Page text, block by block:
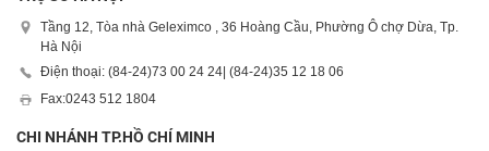
Tầng 12, Tòa nhà Geleximco , 36 Hoàng Cầu, Phường Ô chợ Dừa, Tp.
Hà Nội
Điện thoại: (84-24)73 00 24 24 | (84-24)35 12 18 06
Fax:0243 512 1804
CHI NHÁNH TP.HỒ CHÍ MINH